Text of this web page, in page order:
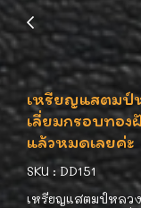
เหรียญแสตมป์
เลี่ยมกรอบทอง
แล้วหมดเลยค่ะ
SKU : DD151
เหรียญแสตมป์หลว